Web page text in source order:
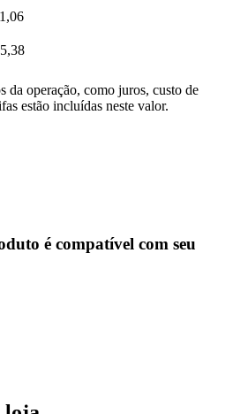
da operação, como juros, custo de
estão incluídas neste valor.
é compatível com seu